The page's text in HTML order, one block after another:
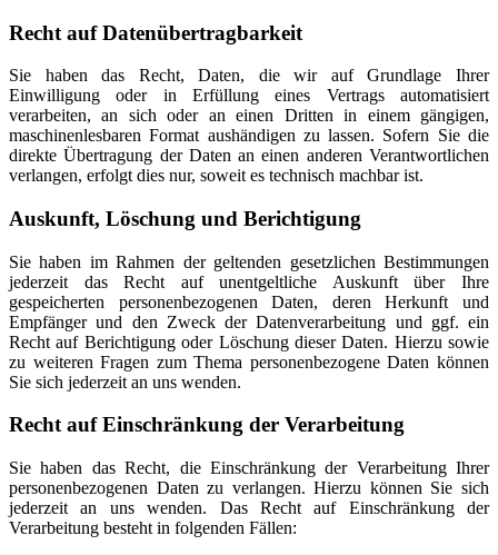
Recht auf Daten­übertrag­barkeit
Sie haben das Recht, Daten, die wir auf Grundlage Ihrer
Einwilligung oder in Erfüllung eines Vertrags automatisiert
verarbeiten, an sich oder an einen Dritten in einem gängigen,
maschinenlesbaren Format aushändigen zu lassen. Sofern Sie die
direkte Übertragung der Daten an einen anderen Verantwortlichen
verlangen, erfolgt dies nur, soweit es technisch machbar ist.
Auskunft, Löschung und Berichtigung
Sie haben im Rahmen der geltenden gesetzlichen Bestimmungen
jederzeit das Recht auf unentgeltliche Auskunft über Ihre
gespeicherten personenbezogenen Daten, deren Herkunft und
Empfänger und den Zweck der Datenverarbeitung und ggf. ein
Recht auf Berichtigung oder Löschung dieser Daten. Hierzu sowie
zu weiteren Fragen zum Thema personenbezogene Daten können
Sie sich jederzeit an uns wenden.
Recht auf Einschränkung der Verarbeitung
Sie haben das Recht, die Einschränkung der Verarbeitung Ihrer
personenbezogenen Daten zu verlangen. Hierzu können Sie sich
jederzeit an uns wenden. Das Recht auf Einschränkung der
Verarbeitung besteht in folgenden Fällen: